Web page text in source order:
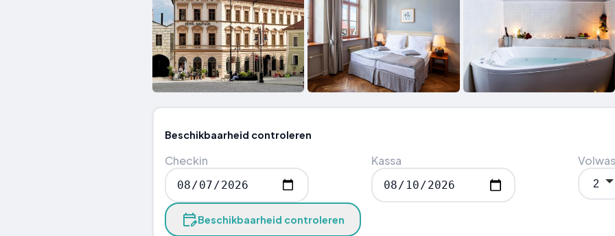
Beschikbaarheid controleren
Checkin Kassa
Beschikbaarheid controleren